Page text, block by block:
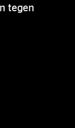
tegen